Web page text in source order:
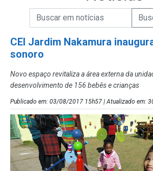
Campo de Busca de
Campo de Busca de informações
CEI Jardim Nakamura
sonoro
Novo espaço revitaliza a área externa da
desenvolvimento de 156 bebês e crianças
Publicado em: 03/08/2017 15h57 | Atualizado em: